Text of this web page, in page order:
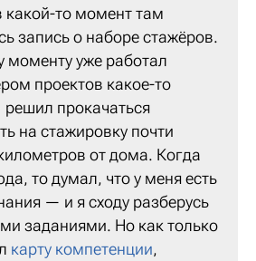
какой-то момент там
запись о наборе стажёров.
моменту уже работал
проектов какое-то
прокачаться
на стажировку почти
от дома. Когда
то думал, что у меня есть
— и я сходу разберусь
заданиями. Но как только
карту компетенции,